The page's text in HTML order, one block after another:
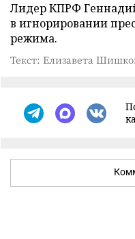
Лидер КПРФ
в игнорировании
режима.
Текст: Елизавета